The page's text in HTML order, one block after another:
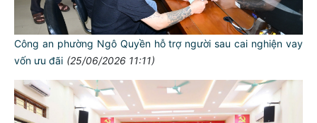
Công an phường Ngô Quyền hỗ trợ người sau cai nghiện vay
vốn ưu đãi (25/06/2026 11:11)